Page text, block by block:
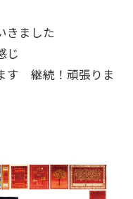
きました
じ
す 継続！頑張りま